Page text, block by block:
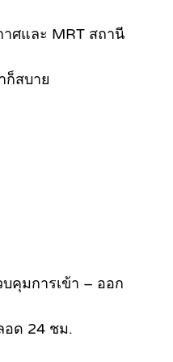
ศและ MRT สถานี
ก็สบาย
คุมการเข้า – ออก
อด 24 ชม.